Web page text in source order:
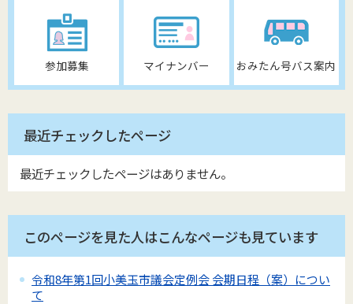
参加募集 マイナンバー おみたん号バス案内
最近チェックしたページ
最近チェックしたページはありません。
このページを見た人はこんなページも見ています
令和8年第1回小美玉市議会定例会 会期日程（案）につい
て